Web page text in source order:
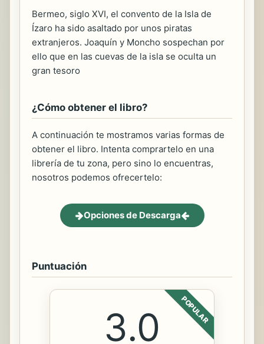
Bermeo, siglo XVI, el convento de la Isla de
Ízaro ha sido asaltado por unos piratas
extranjeros. Joaquín y Moncho sospechan por
ello que en las cuevas de la isla se oculta un
gran tesoro
¿Cómo obtener el libro?
A continuación te mostramos varias formas de
obtener el libro. Intenta comprartelo en una
librería de tu zona, pero sino lo encuentras,
nosotros podemos ofrecertelo:
Opciones de Descarga
Puntuación
POPULAR
3.0